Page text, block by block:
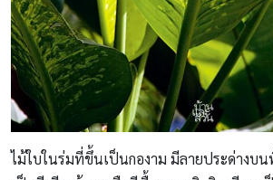
ไม้ใบในร่มที่ขึ้นเป็นกองาม มีลายประด่างบ